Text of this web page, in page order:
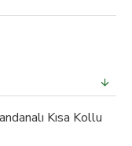
Kısa Kollu